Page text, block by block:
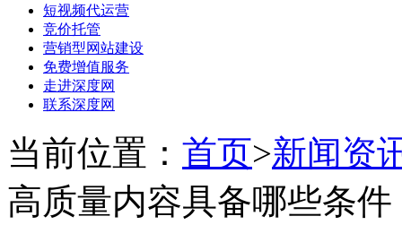
短视频代运营
竞价托管
营销型网站建设
免费增值服务
走进深度网
联系深度网
当前位置： 首页>新闻资
高质量内容具备哪些条件